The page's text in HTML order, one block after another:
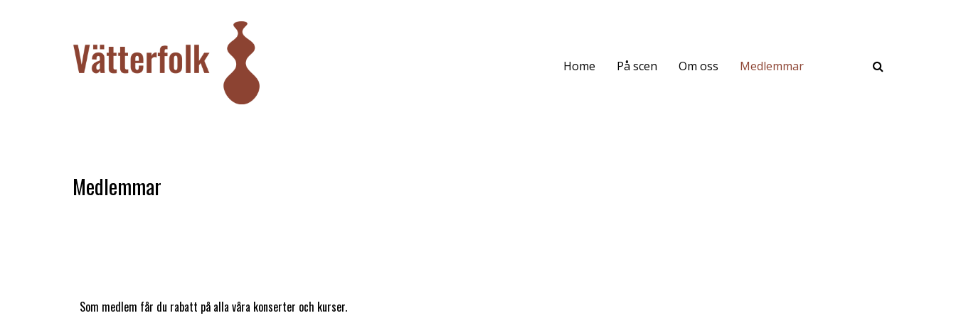
Home På scen Om oss Medlemmar
Medlemmar
Som medlem får du rabatt på alla våra konserter och kurser.